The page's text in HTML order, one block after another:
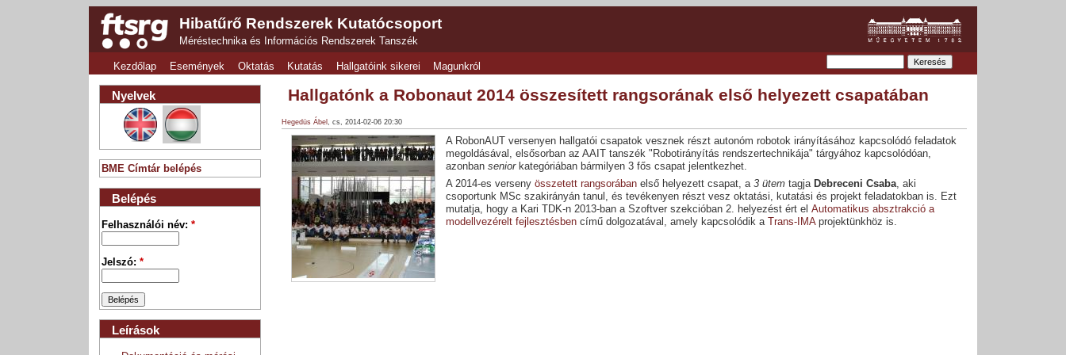
Hibatűrő Rendszerek Kutatócsoport
Méréstechnika és Információs Rendszerek Tanszék
Kezdőlap Események Oktatás Kutatás Hallgatóink sikerei Magunkról
Hallgatónk a Robonaut 2014 összesített rangsorának első helyezett csapatában
Hegedüs Ábel , cs, 2014-02-06 20:30
A RobonAUT versenyen hallgatói csapatok vesznek részt autonóm robotok irányításához kapcsolódó feladatok
megoldásával, elsősorban az AAIT tanszék "Robotirányítás rendszertechnikája" tárgyához kapcsolódóan,
azonban senior kategóriában bármilyen 3 fős csapat jelentkezhet.
A 2014-es verseny összetett rangsorábanelső helyezett csapat, a 3 ütemtagja Debreceni Csaba, aki
csoportunk MSc szakirányán tanul, és tevékenyen részt vesz oktatási, kutatási és projekt feladatokban is. Ezt
mutatja, hogy a Kari TDK-n 2013-ban a Szoftver szekcióban 2. helyezést ért el Automatikus absztrakció a
modellvezérelt fejlesztésbencímű dolgozatával, amely kapcsolódik a Trans-IMAprojektünkhöz is.
Nyelvek
BME Címtár belépés
Belépés
Felhasználói név:*
Jelszó:*
Leírások